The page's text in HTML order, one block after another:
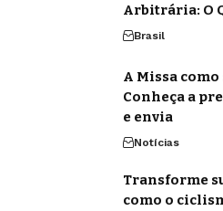
Arbitrária: O
Brasil
A Missa
Conheça a
e envia
Notícias
Transforme
como o